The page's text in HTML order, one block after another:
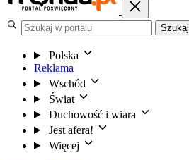
Szukaj
Polska
Reklama
Wschód
Świat
Duchowość i wiara
Jest afera!
Więcej